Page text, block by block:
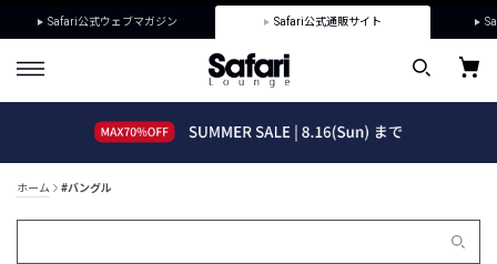
Safari公式ウェブマガジン Safari公式通販サイト
ホーム #バングル